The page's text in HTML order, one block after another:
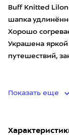
Buff Knitted
шапка
Хорошо
Украшена
путешествий,
Показать еще